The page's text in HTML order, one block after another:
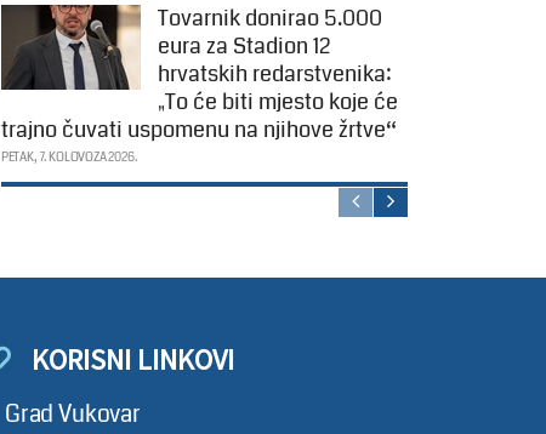
Tovarnik donirao 5.000
eura za Stadion 12
hrvatskih redarstvenika:
„To će biti mjesto koje će
trajno čuvati uspomenu na njihove žrtve“
PETAK, 7. KOLOVOZA 2026.
KORISNI LINKOVI
Grad Vukovar